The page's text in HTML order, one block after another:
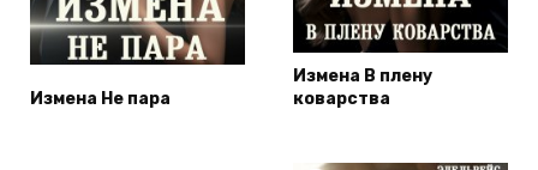
Измена Не пара
Измена В плену
коварства